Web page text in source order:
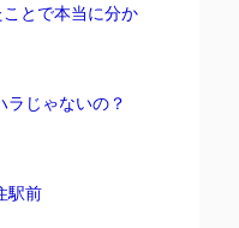
とで本当に分か
ラじゃないの？
駅前